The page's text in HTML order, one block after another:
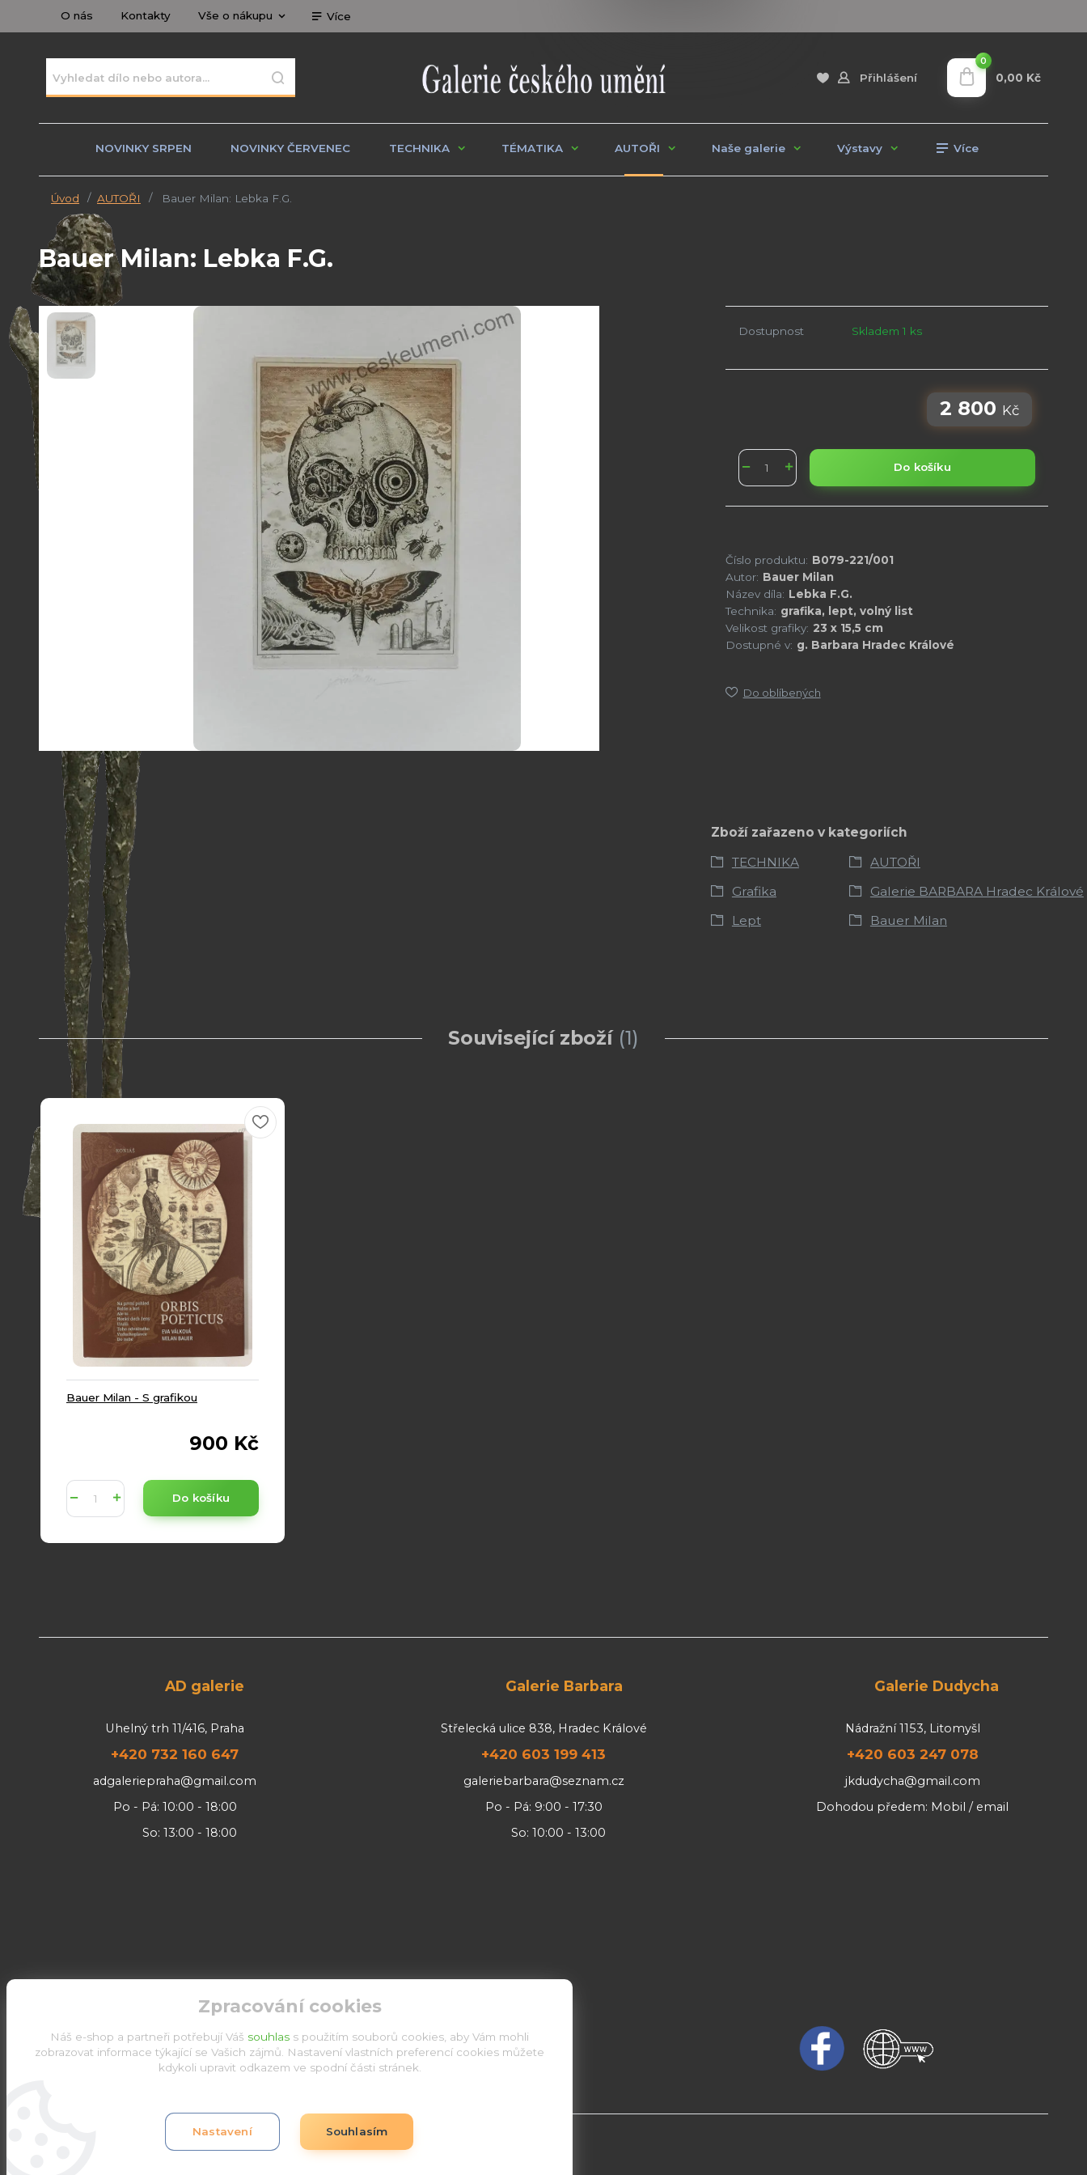
O nás Kontakty Vše o nákupu Více
Přihlášení
0
0,00 Kč
NOVINKY SRPEN NOVINKY ČERVENEC TECHNIKA TÉMATIKA AUTOŘI Naše galerie Výstavy Více
Úvod AUTOŘI Bauer Milan: Lebka F.G.
Bauer Milan: Lebka F.G.
Dostupnost Skladem 1 ks
2 800 Kč
Do košíku
Číslo produktu: B079-221/001
Autor: Bauer Milan
Název díla: Lebka F.G.
Technika: grafika, lept, volný list
Velikost grafiky: 23 x 15,5 cm
Dostupné v: g. Barbara Hradec Králové
Do oblíbených
Zboží zařazeno v kategoriích
TECHNIKA
AUTOŘI
Grafika
Galerie BARBARA Hradec Králové
Lept
Bauer Milan
Související zboží 1
Bauer Milan - S grafikou
900 Kč
Do košíku
AD galerie
Uhelný trh 11/416, Praha
+420 732 160 647
adgaleriepraha@gmail.com
Po - Pá: 10:00 - 18:00
So: 13:00 - 18:00
Galerie Barbara
Střelecká ulice 838, Hradec Králové
+420 603 199 413
galeriebarbara@seznam.cz
Po - Pá: 9:00 - 17:30
So: 10:00 - 13:00
Galerie Dudycha
Nádražní 1153, Litomyšl
+420 603 247 078
jkdudycha@gmail.com
Dohodou předem: Mobil / email
Zpracování cookies
Náš e-shop a partneři potřebují Váš souhlas s použitím souborů cookies, aby Vám mohli
zobrazovat informace týkající se Vašich zájmů. Nastavení vlastních preferencí cookies můžete
kdykoli upravit odkazem ve spodní části stránek.
Nastavení Souhlasím